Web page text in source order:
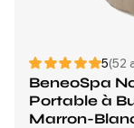
5(52
BeneoSpa
Portable à
Marron-